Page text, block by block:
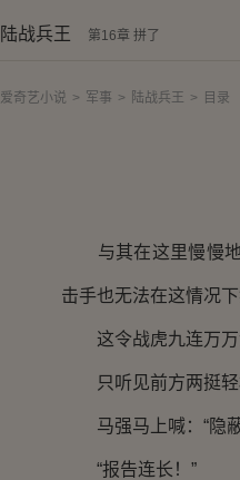
陆战兵王 第16章 拼了
爱奇艺小说 > 军事 > 陆战兵王 > 目录
与其在这里慢慢地
击手也无法在这情况下
这令战虎九连万万
只听见前方两挺轻
马强马上喊：“隐蔽
“报告连长！”